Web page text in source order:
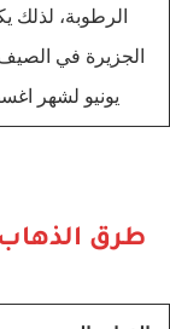
الرطوبة، لذلك
الجزيرة في
يونيو لشهر
طرق الذهاب